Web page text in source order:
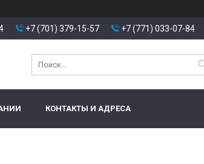
+7 (701) 379-15-57 +7 (771) 033-07-84
КОНТАКТЫ И АДРЕСА